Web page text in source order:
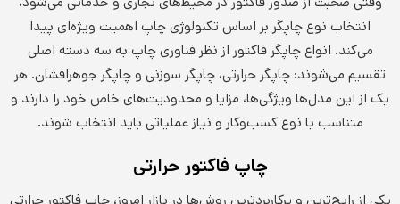
انتخاب نوع چاپگر بر اساس تکنولوژی چاپ اهمیت ویژه‌ای پیدا
می‌کند. انواع چاپگر فاکتور از نظر فناوری چاپ به سه دسته اصلی
تقسیم می‌شوند: چاپگر حرارتی، چاپگر سوزنی و چاپگر جوهرافشان. هر
یک از این مدل‌ها ویژگی‌ها، مزایا و محدودیت‌های خاص خود را دارند و
متناسب با نوع کسب‌وکار و نیاز عملیاتی باید انتخاب شوند.
چاپ فاکتور حرارتی